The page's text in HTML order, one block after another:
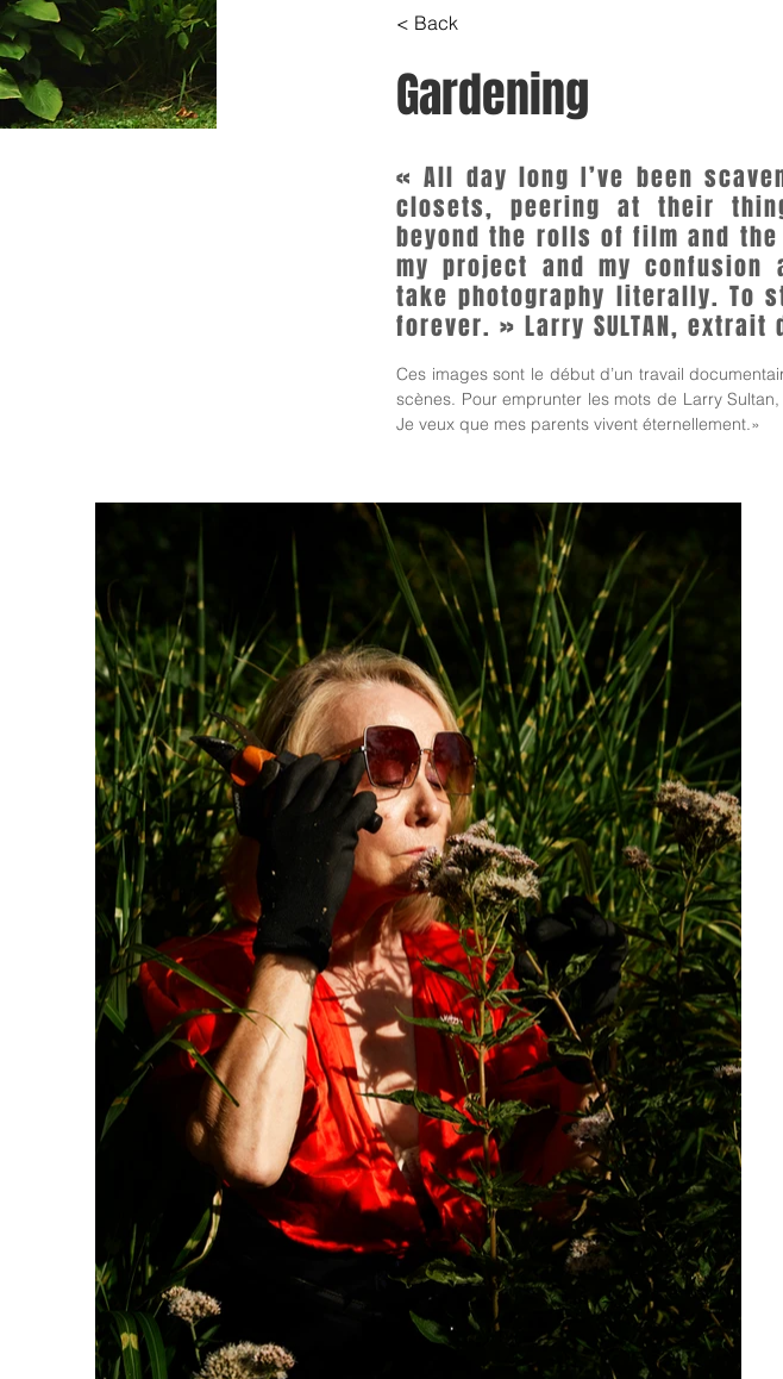
< Back
Gardening
« All day long I’ve been
closets, peering at their
beyond the rolls of film and
my project and my
take photography literally. To
forever. » Larry SULTAN, extrait
Ces images sont le début d’un travail
scènes. Pour emprunter les mots de Larry
Je veux que mes parents vivent éternellement.»